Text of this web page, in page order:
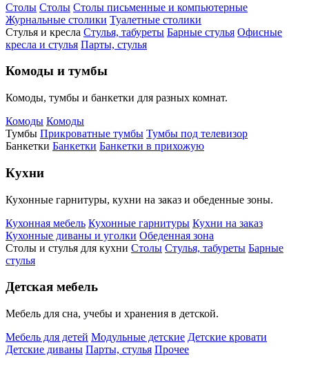
Столы Столы Столы письменные и компьютерные
Журнальные столики Туалетные столики
Стулья и кресла Стулья, табуреты Барные стулья Офисные
кресла и стулья Парты, стулья
Комоды и тумбы
Комоды, тумбы и банкетки для разных комнат.
Комоды Комоды
Тумбы Прикроватные тумбы Тумбы под телевизор
Банкетки Банкетки Банкетки в прихожую
Кухни
Кухонные гарнитуры, кухни на заказ и обеденные зоны.
Кухонная мебель Кухонные гарнитуры Кухни на заказ
Кухонные диваны и уголки Обеденная зона
Столы и стулья для кухни Столы Стулья, табуреты Барные
стулья
Детская мебель
Мебель для сна, учебы и хранения в детской.
Мебель для детей Модульные детские Детские кровати
Детские диваны Парты, стулья Прочее